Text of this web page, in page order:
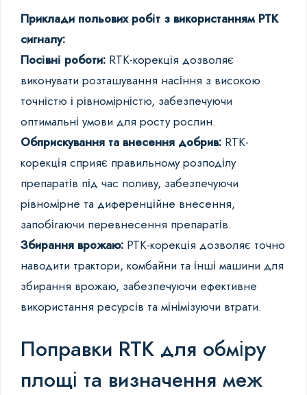
Приклади польових робіт з використанням РТК
сигналу:
Посівні роботи: RTK-корекція дозволяє
виконувати розташування насіння з високою
точністю і рівномірністю, забезпечуючи
оптимальні умови для росту рослин.
Обприскування та внесення добрив: RTK-
корекція сприяє правильному розподілу
препаратів під час поливу, забезпечуючи
рівномірне та диференційне внесення,
запобігаючи перевнесення препаратів.
Збирання врожаю: РТК-корекція дозволяє точно
наводити трактори, комбайни та інші машини для
збирання врожаю, забезпечуючи ефективне
використання ресурсів та мінімізуючи втрати.
Поправки RTK для обміру
площі та визначення меж